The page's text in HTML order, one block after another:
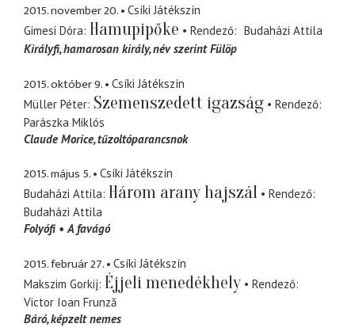
2015. november 20.
Csíki Játékszín
Gimesi Dóra Hamupipőke Rendező
Budaházi Attila
Királyfi hamarosan király, név szerint Fülöp
2015. október 9.
Csíki Játékszín
Müller Péter Szemenszedett igazság
Rendező
Parászka Miklós
Claude Morice tűzoltóparancsnok
2015. május 5.
Csíki Játékszín
Budaházi Attila Három arany hajszál
Rendező
Budaházi Attila
Folyófi
A favágó
2015. február 27.
Csíki Játékszín
Makszim Gorkij Éjjeli menedékhely
Rendező
Victor Ioan Frunză
Báró képzelt nemes